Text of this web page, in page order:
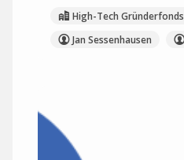
High-Tech Gründerfonds
Jan Sessenhausen